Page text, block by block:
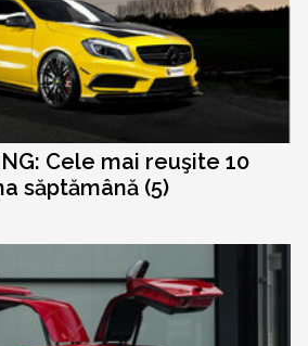
Cele mai reuşite 10
săptămână (5)